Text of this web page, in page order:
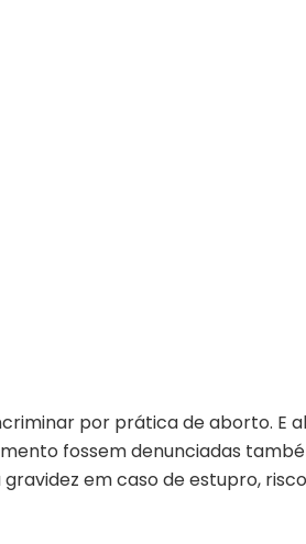
por prática de aborto. E
fossem denunciadas
em caso de estupro,